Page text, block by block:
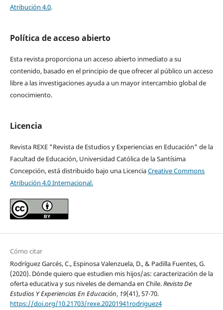
Atribución 4.0.
Política de acceso abierto
Esta revista proporciona un acceso abierto inmediato a su
contenido, basado en el principio de que ofrecer al público un acceso
libre a las investigaciones ayuda a un mayor intercambio global de
conocimiento.
Licencia
Revista REXE "Revista de Estudios y Experiencias en Educación" de la
Facultad de Educación, Universidad Católica de la Santísima
Concepción, está distribuido bajo una LicenciaCreative Commons
Atribución 4.0 Internacional.
Cómo citar
Rodríguez Garcés, C., Espinosa Valenzuela, D., & Padilla Fuentes, G.
(2020). Dónde quiero que estudien mis hijos/as: caracterización de la
oferta educativa y sus niveles de demanda en Chile.Revista De
Estudios Y Experiencias En Educación, 19(41), 57-70.
https://doi.org/10.21703/rexe.20201941rodriguez4